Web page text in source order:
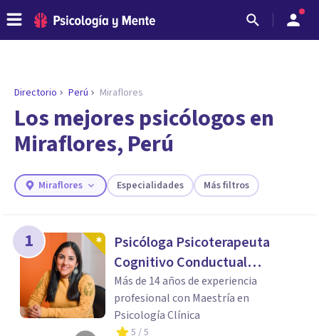
ENCONTRAR MI TERAPEUTA
¿Necesitas ayuda para encontrar el
psicólogo adecuado?
Responde a unas breves preguntas y te ofreceremos
necesidades.
Directorio Perú Miraflores
Los mejores psicólogos en
Miraflores, Perú
Miraflores Especialidades Más filtros
1
Psicóloga Psicoterapeuta
Cognitivo Conductual
Elizabeth Diaz
Más de 14 años de experiencia
profesional con Maestría en
Psicología Clínica
5 / 5